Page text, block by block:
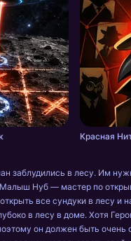
Красная
заблудились в лесу. Им
Малыш Нуб — мастер по
все сундуки в лесу и
в лесу в доме. Хотя
он должен быть очень